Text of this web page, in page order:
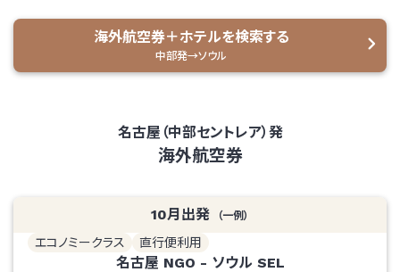
海外航空券＋ホテルを検索する
中部発→ソウル
名古屋（中部セントレア）発
海外航空券
名古屋 NGO - ソウル SEL
エコノミークラス 直行便利用
10月出発 （一例）